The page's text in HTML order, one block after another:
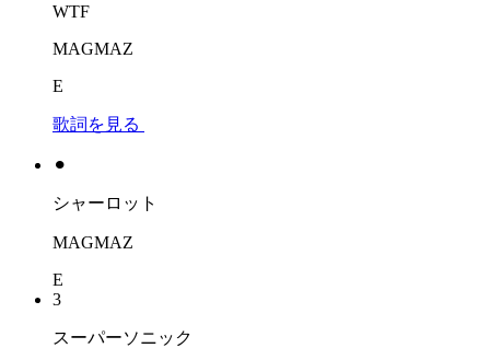
WTF
MAGMAZ
E
歌詞を見る
⚫︎
シャーロット
MAGMAZ
E
3
スーパーソニック